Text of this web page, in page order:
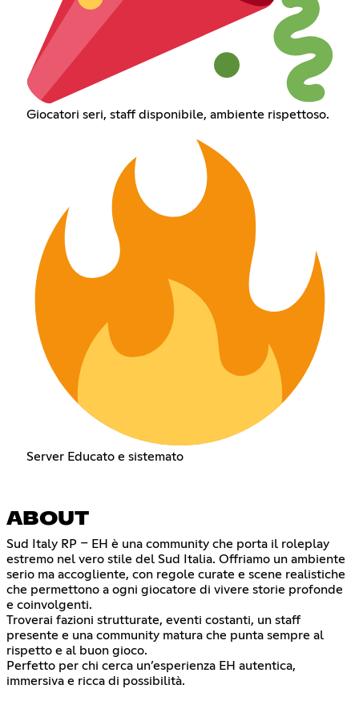
Giocatori seri, staff disponibile, ambiente rispettoso.
Server Educato e sistemato
ABOUT
Sud Italy RP – EH è una community che porta il roleplay
estremo nel vero stile del Sud Italia. Offriamo un ambiente
serio ma accogliente, con regole curate e scene realistiche
che permettono a ogni giocatore di vivere storie profonde
e coinvolgenti.
Troverai fazioni strutturate, eventi costanti, un staff
presente e una community matura che punta sempre al
rispetto e al buon gioco.
Perfetto per chi cerca un’esperienza EH autentica,
immersiva e ricca di possibilità.